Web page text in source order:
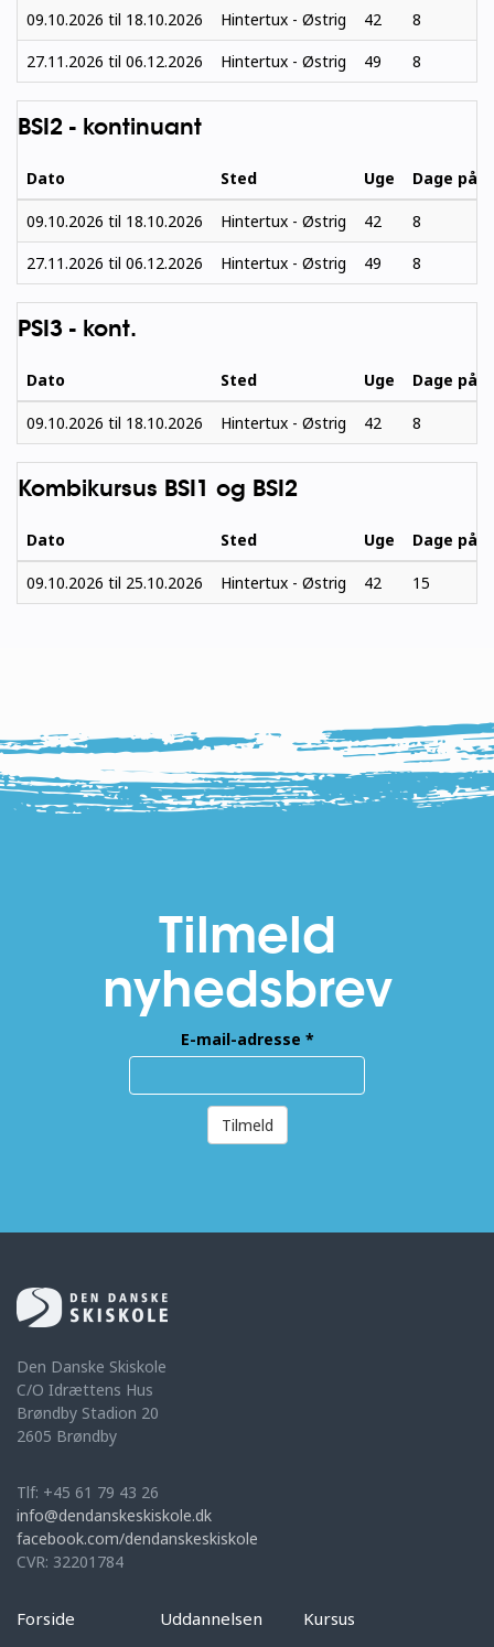
09.10.2026 til 18.10.2026 Hintertux - Østrig 42
8
27.11.2026 til 06.12.2026 Hintertux - Østrig 49 8
BSI2 - kontinuant
Dato Sted Uge Dage på
09.10.2026 til 18.10.2026 Hintertux - Østrig 42
8
27.11.2026 til 06.12.2026 Hintertux - Østrig 49 8
PSI3 - kont.
Dato Sted Uge Dage på
09.10.2026 til 18.10.2026 Hintertux - Østrig 42 8
Kombikursus BSI1 og BSI2
Dato Sted Uge Dage på
09.10.2026 til 25.10.2026 Hintertux - Østrig 42 15
Tilmeld
nyhedsbrev
E-mail-adresse *
Tilmeld
Den Danske Skiskole
C/O Idrættens Hus
Brøndby Stadion 20
2605 Brøndby
Tlf: +45 61 79 43 26
info@dendanskeskiskole.dk
facebook.com/dendanskeskiskole
CVR: 32201784
Forside Uddannelsen
Kursus